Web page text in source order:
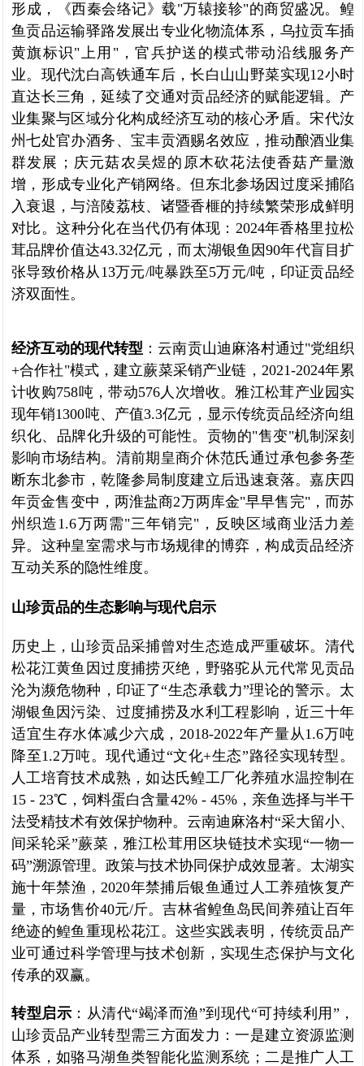
形成，《西秦会络记》载"万辕接轸"的商贸盛况。鳇
鱼贡品运输驿路发展出专业化物流体系，乌拉贡车插
黄旗标识"上用"，官兵护送的模式带动沿线服务产
业。现代沈白高铁通车后，长白山山野菜实现12小时
直达长三角，延续了交通对贡品经济的赋能逻辑。产
业集聚与区域分化构成经济互动的核心矛盾。宋代汝
州七处官办酒务、宝丰贡酒赐名效应，推动酿酒业集
群发展；庆元菇农吴煜的原木砍花法使香菇产量激
增，形成专业化产销网络。但东北参场因过度采捕陷
入衰退，与涪陵荔枝、诸暨香榧的持续繁荣形成鲜明
对比。这种分化在当代仍有体现：2024年香格里拉松
茸品牌价值达43.32亿元，而太湖银鱼因90年代盲目扩
张导致价格从13万元/吨暴跌至5万元/吨，印证贡品经
济双面性。
经济互动的现代转型 ：云南贡山迪麻洛村通过"党组织
+合作社"模式，建立蕨菜采销产业链，2021-2024年累
计收购758吨，带动576人次增收。雅江松茸产业园实
现年销1300吨、产值3.3亿元，显示传统贡品经济向组
织化、品牌化升级的可能性。贡物的"售变"机制深刻
影响市场结构。清前期皇商介休范氏通过承包参务垄
断东北参市，乾隆参局制度建立后迅速衰落。嘉庆四
年贡金售变中，两淮盐商2万两库金"早早售完"，而苏
州织造1.6万两需"三年销完"，反映区域商业活力差
异。这种皇室需求与市场规律的博弈，构成贡品经济
互动关系的隐性维度。
山珍贡品的生态影响与现代启示
历史上，山珍贡品采捕曾对生态造成严重破坏。清代
松花江黄鱼因过度捕捞灭绝，野骆驼从元代常见贡品
沦为濒危物种，印证了“生态承载力”理论的警示。太
湖银鱼因污染、过度捕捞及水利工程影响，近三十年
适宜生存水体减少六成，2018-2022年产量从1.6万吨
降至1.2万吨。现代通过“文化+生态”路径实现转型。
人工培育技术成熟，如达氏鳇工厂化养殖水温控制在
15 - 23℃，饲料蛋白含量42% - 45%，亲鱼选择与半干
法受精技术有效保护物种。云南迪麻洛村“采大留小、
间采轮采”蕨菜，雅江松茸用区块链技术实现“一物一
码”溯源管理。政策与技术协同保护成效显著。太湖实
施十年禁渔，2020年禁捕后银鱼通过人工养殖恢复产
量，市场售价40元/斤。吉林省鳇鱼岛民间养殖让百年
绝迹的鳇鱼重现松花江。这些实践表明，传统贡品产
业可通过科学管理与技术创新，实现生态保护与文化
传承的双赢。
转型启示 ：从清代“竭泽而渔”到现代“可持续利用”，
山珍贡品产业转型需三方面发力：一是建立资源监测
体系，如骆马湖鱼类智能化监测系统；二是推广人工